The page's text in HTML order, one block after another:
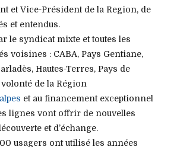
et Vice-Président de la Region, de
et entendus.
le syndicat mixte et toutes les
voisines : CABA, Pays Gentiane,
Hautes-Terres, Pays de
de la Région
et au financement exceptionnel
lignes vont offrir de nouvelles
et d’échange.
usagers ont utilisé les années